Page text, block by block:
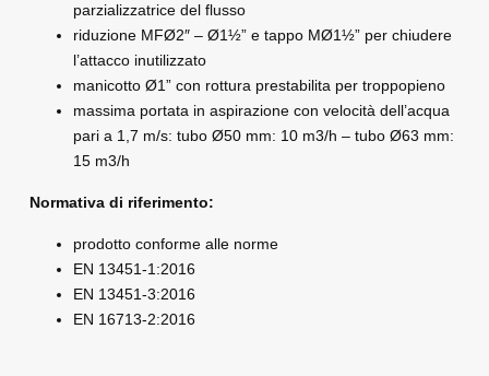
parzializzatrice del flusso
riduzione MFØ2″ – Ø1½” e tappo MØ1½” per chiudere
l’attacco inutilizzato
manicotto Ø1” con rottura prestabilita per troppopieno
massima portata in aspirazione con velocità dell’acqua
pari a 1,7 m/s: tubo Ø50 mm: 10 m3/h – tubo Ø63 mm:
15 m3/h
Normativa di riferimento:
prodotto conforme alle norme
EN 13451-1:2016
EN 13451-3:2016
EN 16713-2:2016